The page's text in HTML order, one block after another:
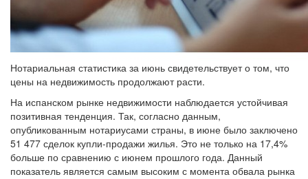
Нотариальная статистика за июнь свидетельствует о том, что
цены на недвижимость продолжают расти.
На испанском рынке недвижимости наблюдается устойчивая
позитивная тенденция. Так, согласно данным,
опубликованным нотариусами страны, в июне было заключено
51 477 сделок купли-продажи жилья. Это не только на 17,4%
больше по сравнению с июнем прошлого года. Данный
показатель является самым высоким с момента обвала рынка